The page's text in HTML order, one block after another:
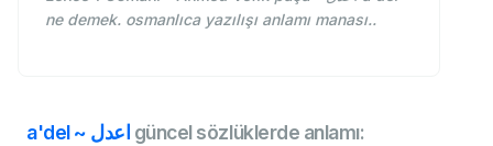
ne demek. osmanlıca yazılışı anlamı manası..
a'del ~ اعدل güncel sözlüklerde anlamı: